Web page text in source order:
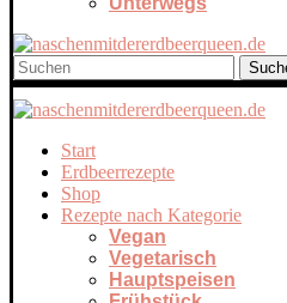
Start
Erdbeerrezepte
Shop
Rezepte nach Kategorie
Vegan
Vegetarisch
Hauptspeisen